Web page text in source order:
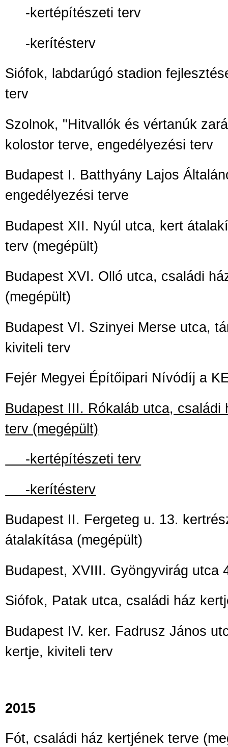
-kertépítészeti terv
-kerítésterv
Siófok, labdarúgó stadion
terv
Szolnok, "Hitvallók és vértanúk
kolostor terve, engedélyezési terv
Budapest I. Batthyány Lajos
engedélyezési terve
Budapest XII. Nyúl utca, kert
terv (megépült)
Budapest XVI. Olló utca, családi
(megépült)
Budapest VI. Szinyei Merse utca,
kiviteli terv
Fejér Megyei Építőipari Nívódíj a
Budapest III. Rókaláb utca, családi
terv (megépült)
-kertépítészeti terv
-kerítésterv
Budapest II. Fergeteg u. 13.
átalakítása (megépült)
Budapest, XVIII. Gyöngyvirág utca
Siófok, Patak utca, családi ház
Budapest IV. ker. Fadrusz János
kertje, kiviteli terv
2015
Fót, családi ház kertjének terve